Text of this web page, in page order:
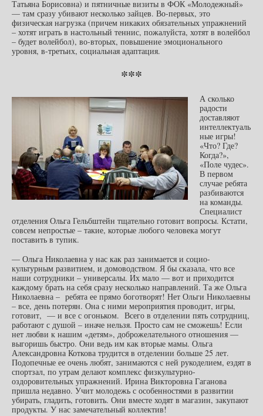
Татьяна Борисовна) и пятничные визиты в ФОК «Молодежный»
— там сразу убивают несколько зайцев. Во-первых, это
физическая нагрузка (причем никаких обязательных упражнений
– хотят играть в настольный теннис, пожалуйста, хотят в волейбол
– будет волейбол), во-вторых, повышение эмоционального
уровня, в-третьих, социальная адаптация.
***
А сколько
радости
доставляют
интеллектуаль
ные игры!
«Что? Где?
Когда?»,
«Поле чудес».
В первом
случае ребята
разбиваются
на команды.
Специалист
отделения Ольга Гельбштейн тщательно готовит вопросы. Кстати,
совсем непростые – такие, которые любого человека могут
поставить в тупик.
— Ольга Николаевна у нас как раз занимается и социо-
культурным развитием, и домоводством. Я бы сказала, что все
наши сотрудники – универсалы. Их мало — вот и приходится
каждому брать на себя сразу несколько направлений. Та же Ольга
Николаевна – ребята ее прямо боготворят! Нет Ольги Николаевны
– все, день потерян. Она с ними мероприятия проводит, игры,
готовит, — и все с огоньком. Всего в отделении пять сотрудниц,
работают с душой – иначе нельзя. Просто сам не сможешь! Если
нет любви к нашим «детям», доброжелательного отношения —
выгоришь быстро. Они ведь им как вторые мамы. Ольга
Александровна Коткова трудится в отделении больше 25 лет.
Подопечные ее очень любят, занимаются с ней рукоделием, ездят в
спортзал, по утрам делают комплекс физкультурно-
оздоровительных упражнений. Ирина Викторовна Гаганова
пришла недавно. Учит молодежь с особенностями в развитии
убирать, гладить, готовить. Они вместе ходят в магазин, закупают
продукты. У нас замечательный коллектив!